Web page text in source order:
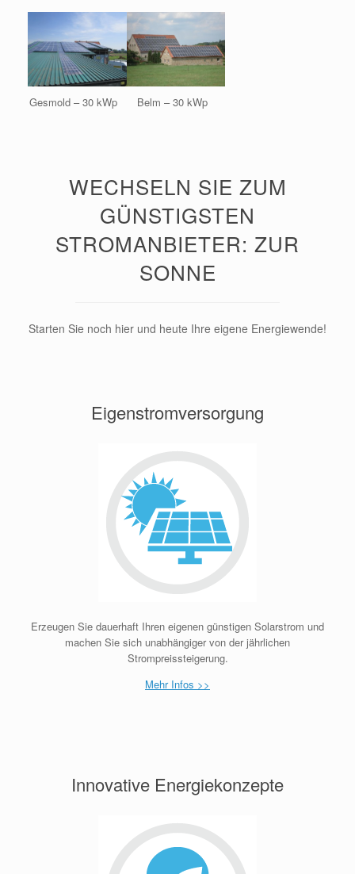
Gesmold – 30 kWp Belm – 30 kWp
WECHSELN SIE ZUM
GÜNSTIGSTEN
STROMANBIETER: ZUR
SONNE
Starten Sie noch hier und heute Ihre eigene Energiewende!
Eigenstromversorgung
Erzeugen Sie dauerhaft Ihren eigenen günstigen Solarstrom und
machen Sie sich unabhängiger von der jährlichen
Strompreissteigerung.
Mehr Infos >>
Innovative Energiekonzepte